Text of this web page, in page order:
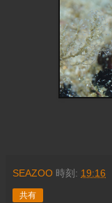
SEAZOO 時刻: 19:16
共有